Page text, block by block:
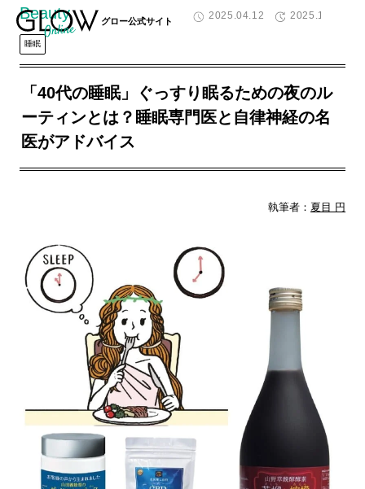
グロー公式サイト
2025.04.12 2025.11.10
Beauty
睡眠
「40代の睡眠」ぐっすり眠るための夜のル
ーティンとは？睡眠専門医と自律神経の名
医がアドバイス
執筆者： 夏目 円